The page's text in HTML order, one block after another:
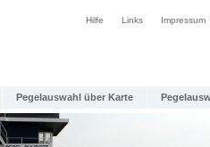
Hilfe Links Impressum
Pegelauswahl über Karte